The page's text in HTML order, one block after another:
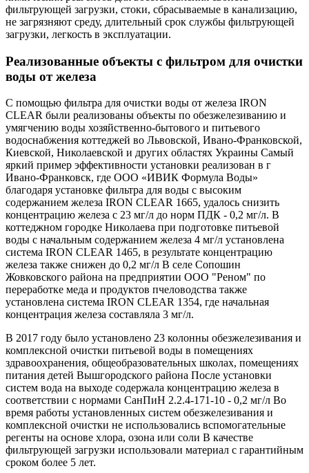
фильтрующей загрузки, стоки, сбрасываемые в канализацию,
не загрязняют среду, длительный срок службы фильтрующей
загрузки, легкость в эксплуатации.
Реализованные объекты с фильтром для очистки
воды от железа
С помощью фильтра для очистки воды от железа IRON
CLEAR были реализованы объекты по обезжелезиванию и
умягчению воды хозяйственно-бытового и питьевого
водоснабжения коттеджей во Львовской, Ивано-Франковской,
Киевской, Николаевской и других областях Украины Самый
яркий пример эффективности установки реализован в г
Ивано-Франковск, где ООО «ИВИК Формула Воды»
благодаря установке фильтра для воды с высоким
содержанием железа IRON CLEAR 1665, удалось снизить
концентрацию железа с 23 мг/л до норм ПДК - 0,2 мг/л. В
коттеджном городке Николаева при подготовке питьевой
воды с начальным содержанием железа 4 мг/л установлена ​​
система IRON CLEAR 1465, в результате концентрацию
железа также снижен до 0,2 мг/л В селе Сопошин
Жовковского района на предприятии ООО "Реном" по
переработке меда и продуктов пчеловодства также
установлена ​​система IRON CLEAR 1354, где начальная
концентрация железа составляла 3 мг/л.
В 2017 году было установлено 23 колонны обезжелезивания и
комплексной очистки питьевой воды в помещениях
здравоохранения, общеобразовательных школах, помещениях
питания детей Вышгородского района После установки
систем вода на выходе содержала концентрацию железа в
соответствии с нормами СанПиН 2.2.4-171-10 - 0,2 мг/л Во
время работы установленных систем обезжелезивания и
комплексной очистки не использовались вспомогательные
регенты на основе хлора, озона или соли В качестве
фильтрующей загрузки использовали материал с гарантийным
сроком более 5 лет.